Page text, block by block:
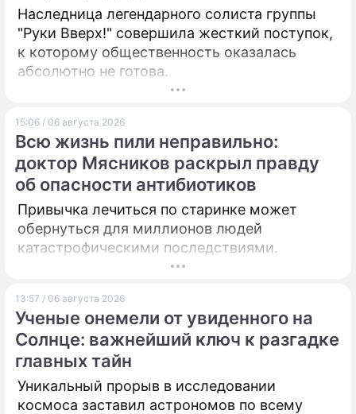
Наследница легендарного солиста группы
"Руки Вверх!" совершила жесткий поступок,
к которому общественность оказалась
абсолютно не готова.
15:06 / 06 августа 2026
Всю жизнь пили неправильно:
доктор Мясников раскрыл правду
об опасности антибиотиков
Привычка лечиться по старинке может
обернуться для миллионов людей
катастрофическими последствиями.
13:57 / 06 августа 2026
Ученые онемели от увиденного на
Солнце: важнейший ключ к разгадке
главных тайн
Уникальный прорыв в исследовании
космоса заставил астрономов по всему